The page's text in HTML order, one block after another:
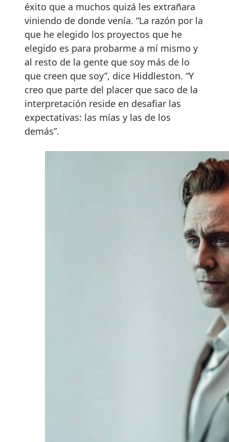
éxito que a muchos quizá les extrañara
viniendo de donde venía. “La razón por la
que he elegido los proyectos que he
elegido es para probarme a mí mismo y
al resto de la gente que soy más de lo
que creen que soy”, dice Hiddleston. “Y
creo que parte del placer que saco de la
interpretación reside en desafiar las
expectativas: las mías y las de los
demás”.